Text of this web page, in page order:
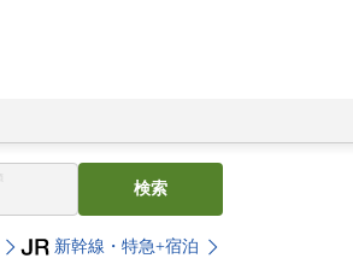
検索
新幹線・特急+宿泊